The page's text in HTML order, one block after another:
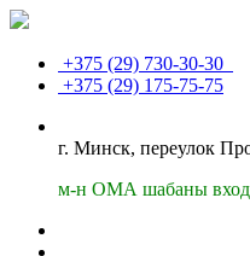
+375 (29) 730-30-30
+375 (29) 175-75-75
г. Минск, переулок
м-н ОМА шабаны вход